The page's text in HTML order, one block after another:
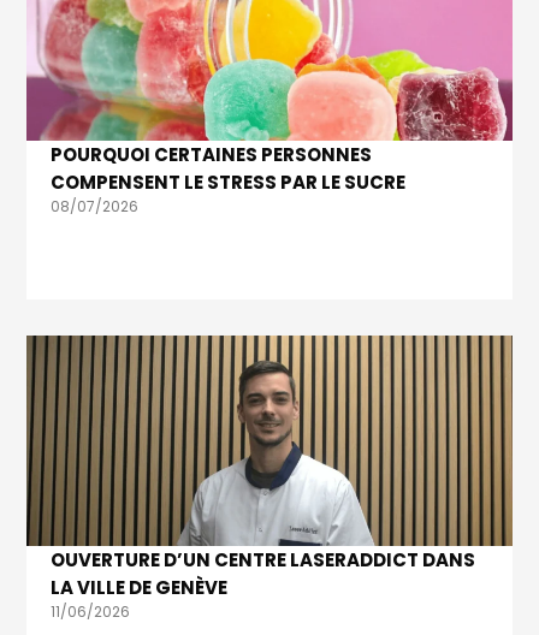
POURQUOI CERTAINES PERSONNES
COMPENSENT LE STRESS PAR LE SUCRE
08/07/2026
OUVERTURE D’UN CENTRE LASERADDICT DANS
LA VILLE DE GENÈVE
11/06/2026